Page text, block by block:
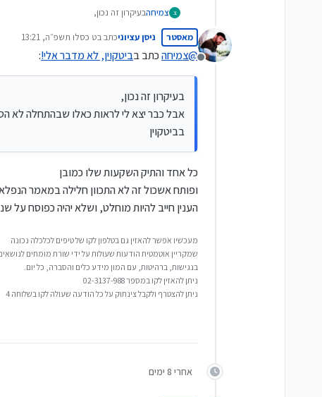
צ צמיחהבעיקרון זה נכון,
מנותק
מאסטר ניסן עציוניכתב בט כסלו תשפ״ה, 13:21
נערך לאחרונה על ידי
@צמיחהכתב בביטקוין, לא מדבר אלי!:
בעיקרון זה נכון,
בביטקוין
כל אחד והתיק השקעות שלו כמובן
ופותח אשכול זה לא התכוון חלילה במאמר
הענין חייב להיות מוחלט, ושלא יהיה כפוסח על
מעכשיו אפשר להאזין גם בטלפון לקו של טיפים לכלכלה נכונה
שמקריין אוטמטית הודעות שעולות על ידי שורת מומחים
בנגישות, ברהיטות, עם המון מידע כלים והסברה, כל יום.
ניתן להאזין לקו במספר 02-3137-988
ניתן להצטרף ולקבל צינתוק על כל הודעה שעולה לקו בשלוחה 4
אחרי 8 ימים